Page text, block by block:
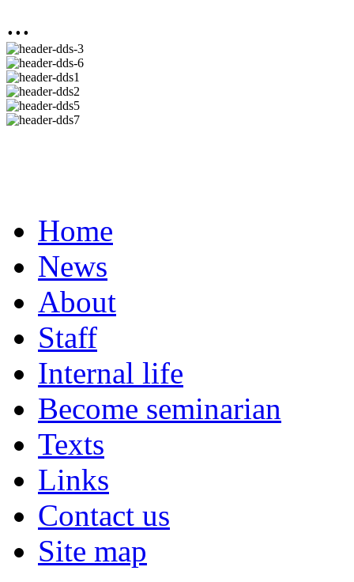
...
Home
News
About
Staff
Internal life
Become seminarian
Texts
Links
Contact us
Site map